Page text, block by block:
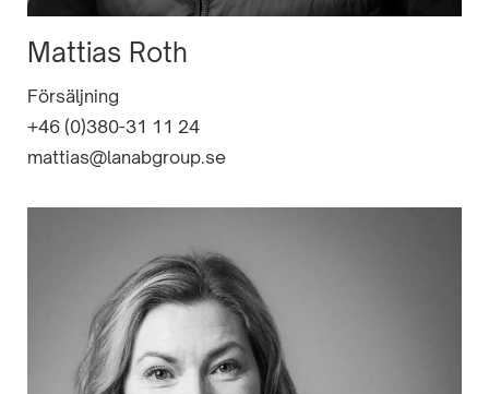
Mattias Roth
Försäljning
+46 (0)380-31 11 24
mattias@lanabgroup.se